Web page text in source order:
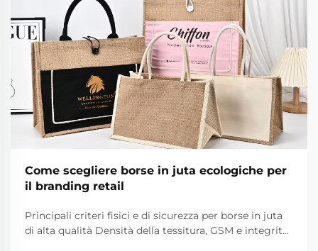
Come scegliere borse in juta ecologiche per
il branding retail
Principali criteri fisici e di sicurezza per borse in juta
di alta qualità Densità della tessitura, GSM e integrità